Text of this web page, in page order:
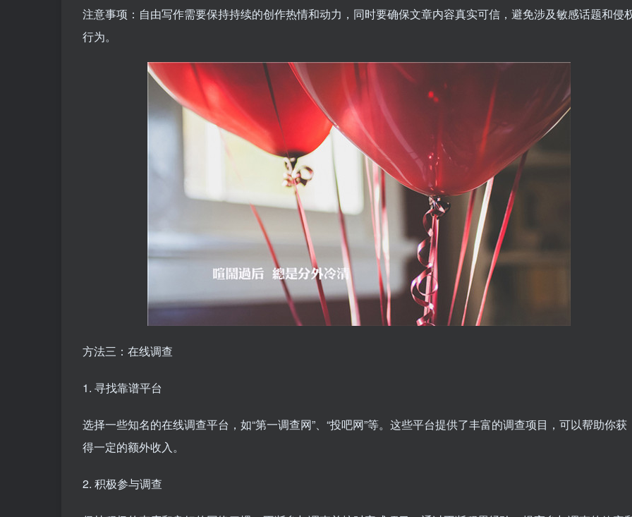
注意事项：自由写作需要保持持续的创作热情和动力，同时要确保文章内容真实可信，避免涉及敏感话题和侵
行为。
方法三：在线调查
1. 寻找靠谱平台
选择一些知名的在线调查平台，如“第一调查网”、“投吧网”等。这些平台提供了丰富的调查项目，可以帮助你获
得一定的额外收入。
2. 积极参与调查